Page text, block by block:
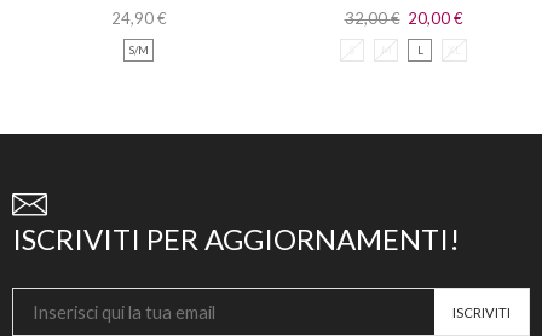
LUNGA CON PIZZO
24,90€
S/M
FIOCCHI E INSERTI
LEOPARDATI
32,00€ 20,00€
S M L XL
ISCRIVITI PER AGGIORNAMENTI!